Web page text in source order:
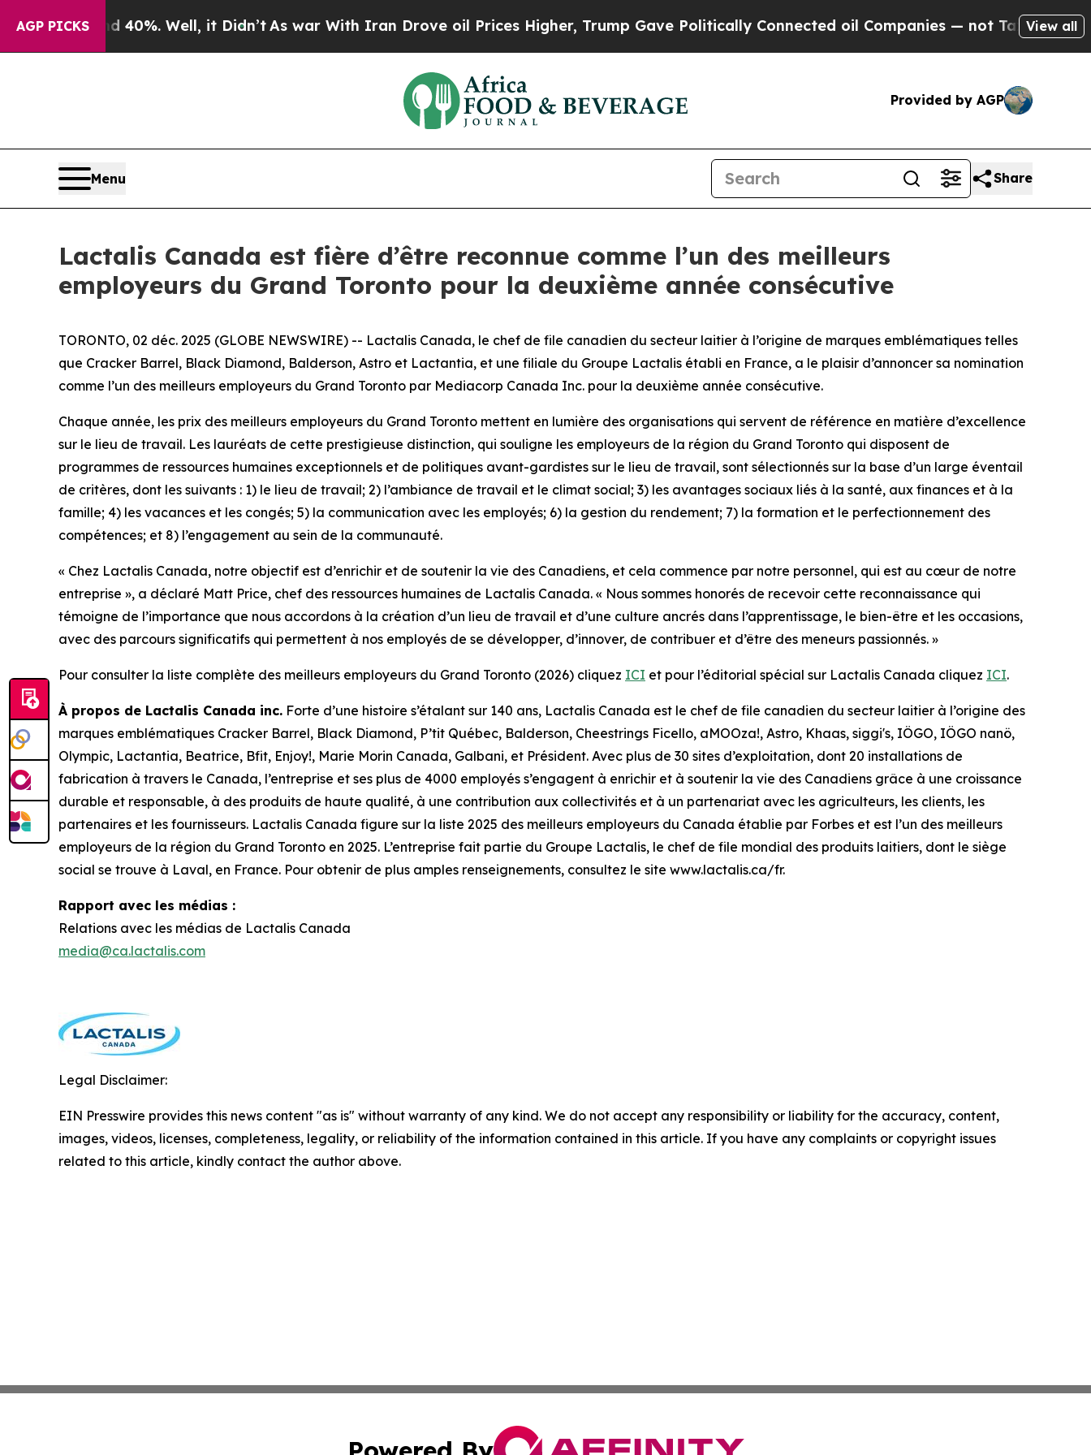
AGP PICKS
Around 40%. Well, it Didn’t As war With Iran Drove oil Prices Higher, Trump Gave Politically Connected oil Companies — not Taxpayers — the
View all
Provided by AGP
Menu Share
Lactalis Canada est fière d’être reconnue comme l’un des meilleurs
employeurs du Grand Toronto pour la deuxième année consécutive
TORONTO, 02 déc. 2025 (GLOBE NEWSWIRE) -- Lactalis Canada, le chef de file canadien du secteur laitier à l’origine de marques emblématiques telles
que Cracker Barrel, Black Diamond, Balderson, Astro et Lactantia, et une filiale du Groupe Lactalis établi en France, a le plaisir d’annoncer sa nomination
comme l’un des meilleurs employeurs du Grand Toronto par Mediacorp Canada Inc. pour la deuxième année consécutive.
Chaque année, les prix des meilleurs employeurs du Grand Toronto mettent en lumière des organisations qui servent de référence en matière d’excellence
sur le lieu de travail. Les lauréats de cette prestigieuse distinction, qui souligne les employeurs de la région du Grand Toronto qui disposent de
programmes de ressources humaines exceptionnels et de politiques avant-gardistes sur le lieu de travail, sont sélectionnés sur la base d’un large éventail
de critères, dont les suivants : 1) le lieu de travail; 2) l’ambiance de travail et le climat social; 3) les avantages sociaux liés à la santé, aux finances et à la
famille; 4) les vacances et les congés; 5) la communication avec les employés; 6) la gestion du rendement; 7) la formation et le perfectionnement des
compétences; et 8) l’engagement au sein de la communauté.
« Chez Lactalis Canada, notre objectif est d’enrichir et de soutenir la vie des Canadiens, et cela commence par notre personnel, qui est au cœur de notre
entreprise », a déclaré Matt Price, chef des ressources humaines de Lactalis Canada. « Nous sommes honorés de recevoir cette reconnaissance qui
témoigne de l’importance que nous accordons à la création d’un lieu de travail et d’une culture ancrés dans l’apprentissage, le bien-être et les occasions,
avec des parcours significatifs qui permettent à nos employés de se développer, d’innover, de contribuer et d’être des meneurs passionnés. »
Pour consulter la liste complète des meilleurs employeurs du Grand Toronto (2026) cliquez ICI et pour l’éditorial spécial sur Lactalis Canada cliquez ICI.
À propos de Lactalis Canada inc. Forte d’une histoire s’étalant sur 140 ans, Lactalis Canada est le chef de file canadien du secteur laitier à l’origine des
marques emblématiques Cracker Barrel, Black Diamond, P’tit Québec, Balderson, Cheestrings Ficello, aMOOza!, Astro, Khaas, siggi's, IÖGO, IÖGO nanö,
Olympic, Lactantia, Beatrice, Bfit, Enjoy!, Marie Morin Canada, Galbani, et Président. Avec plus de 30 sites d’exploitation, dont 20 installations de
fabrication à travers le Canada, l’entreprise et ses plus de 4000 employés s’engagent à enrichir et à soutenir la vie des Canadiens grâce à une croissance
durable et responsable, à des produits de haute qualité, à une contribution aux collectivités et à un partenariat avec les agriculteurs, les clients, les
partenaires et les fournisseurs. Lactalis Canada figure sur la liste 2025 des meilleurs employeurs du Canada établie par Forbes et est l’un des meilleurs
employeurs de la région du Grand Toronto en 2025. L’entreprise fait partie du Groupe Lactalis, le chef de file mondial des produits laitiers, dont le siège
social se trouve à Laval, en France. Pour obtenir de plus amples renseignements, consultez le site www.lactalis.ca/fr.
Rapport avec les médias :
Relations avec les médias de Lactalis Canada
media@ca.lactalis.com
Legal Disclaimer:
EIN Presswire provides this news content "as is" without warranty of any kind. We do not accept any responsibility or liability for the accuracy, content,
images, videos, licenses, completeness, legality, or reliability of the information contained in this article. If you have any complaints or copyright issues
related to this article, kindly contact the author above.